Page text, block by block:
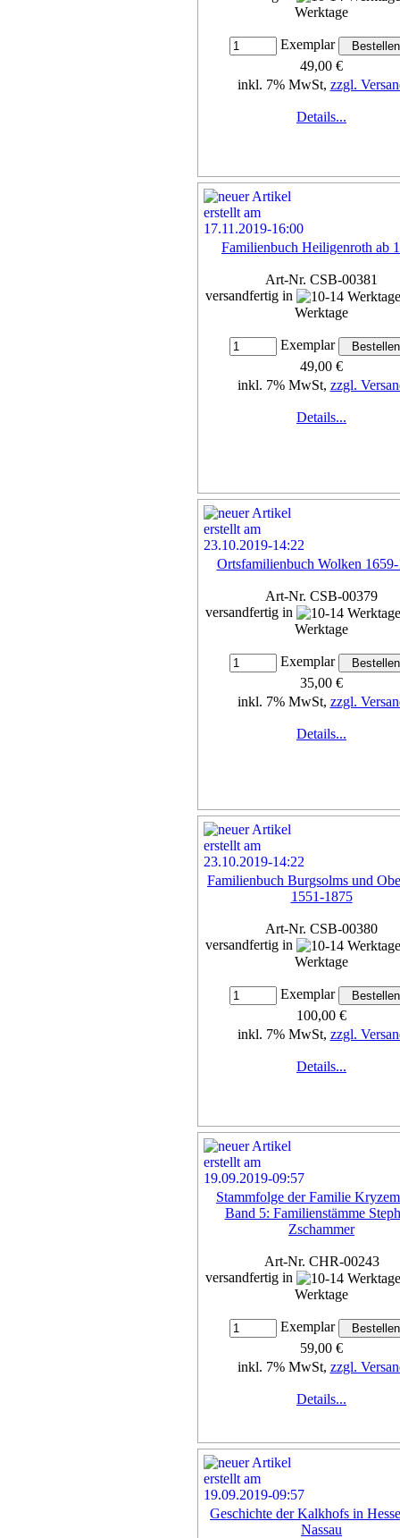
Werktage
Exemplar
49,00 €
inkl. 7% MwSt, zzgl.
Details...
Familienbuch Heiligenroth ab
Art-Nr. CSB-00381
versandfertig in
Werktage
Exemplar
49,00 €
inkl. 7% MwSt, zzgl.
Details...
Ortsfamilienbuch Wolken
Art-Nr. CSB-00379
versandfertig in
Werktage
Exemplar
35,00 €
inkl. 7% MwSt, zzgl.
Details...
Familienbuch Burgsolms und
1551-1875
Art-Nr. CSB-00380
versandfertig in
Werktage
Exemplar
100,00 €
inkl. 7% MwSt, zzgl.
Details...
Stammfolge der Familie
Band 5: Familienstämme
Zschammer
Art-Nr. CHR-00243
versandfertig in
Werktage
Exemplar
59,00 €
inkl. 7% MwSt, zzgl.
Details...
Geschichte der Kalkhofs in
Nassau